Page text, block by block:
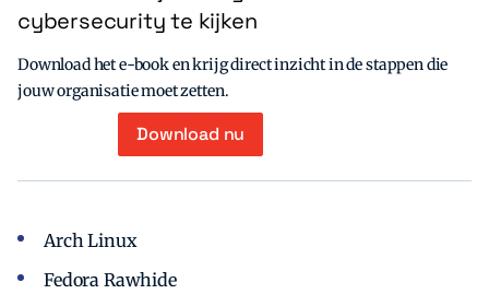
cybersecurity te kijken
Download het e-book en krijg direct inzicht in de stappen die
jouw organisatie moet zetten.
Download nu
Arch Linux
Fedora Rawhide